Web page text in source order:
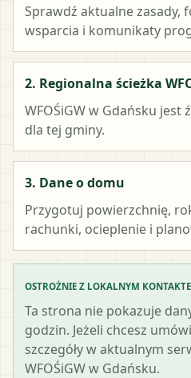
Sprawdź aktualne zasady,
wsparcia i komunikaty
2. Regionalna ścieżka
WFOŚiGW w Gdańsku jest
dla tej gminy.
3. Dane o domu
Przygotuj powierzchnię,
rachunki, ocieplenie i
OSTROŻNIE Z LOKALNYM
Ta strona nie pokazuje
godzin. Jeżeli chcesz
szczegóły w aktualnym
WFOŚiGW w Gdańsku.